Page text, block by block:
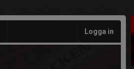
Logga in